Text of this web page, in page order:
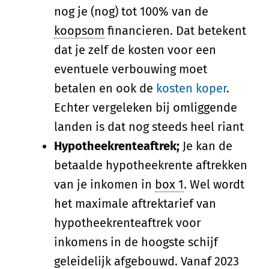
nog je (nog) tot 100% van de
koopsom financieren. Dat betekent
dat je zelf de kosten voor een
eventuele verbouwing moet
betalen en ook de kosten koper.
Echter vergeleken bij omliggende
landen is dat nog steeds heel riant
Hypotheekrenteaftrek; Je kan de
betaalde hypotheekrente aftrekken
van je inkomen in box 1. Wel wordt
het maximale aftrektarief van
hypotheekrenteaftrek voor
inkomens in de hoogste schijf
geleidelijk afgebouwd. Vanaf 2023